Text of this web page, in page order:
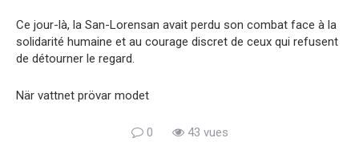
Ce jour-là, la San-Lorensan avait perdu son combat face à la
solidarité humaine et au courage discret de ceux qui refusent
de détourner le regard.
När vattnet prövar modet
0 43 vues